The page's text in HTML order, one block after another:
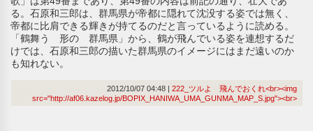
る。石原和三郎は、群馬県が帝都に隠れて沈没する姿では無く、
帝都に比肩できる輝きが持てるのだと言っているように読める。
「鶴舞う 形の 群馬県」から、鶴が飛んでいる姿を連想するだ
けでは、石原和三郎の描いた群馬県のイメージにはまだ遠いのか
も知れない。
2012/10/07 04:48
222_ツルよ 飛んでおくれ<br><img
src="http://af06.kazelog.jp/BOPIX_HANIWA_UMA_GUNMA_MAP_S.jpg"><br>